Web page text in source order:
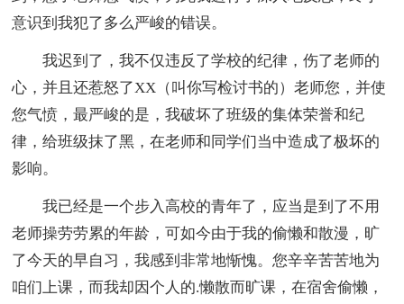
意识到我犯了多么严峻的错误。
我迟到了，我不仅违反了学校的纪律，伤了老师的
心，并且还惹怒了XX（叫你写检讨书的）老师您，并使
您气愤，最严峻的是，我破坏了班级的集体荣誉和纪
律，给班级抹了黑，在老师和同学们当中造成了极坏的
影响。
我已经是一个步入高校的青年了，应当是到了不用
老师操劳劳累的年龄，可如今由于我的偷懒和散漫，旷
了今天的早自习，我感到非常地惭愧。您辛辛苦苦地为
咱们上课，而我却因个人的.懒散而旷课，在宿舍偷懒，